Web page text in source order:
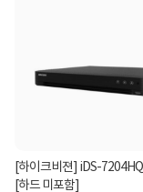
[하이크비젼] iDS-
[하드 미포함]